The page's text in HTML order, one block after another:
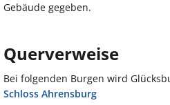
Gebäude gegeben.
Querverweise
Bei folgenden Burgen wird
Schloss Ahrensburg